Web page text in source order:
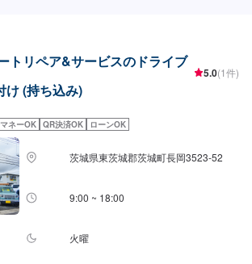
いただければ作業開始【4】仕上がり次第納車-----納
の作業中は代車をご利用ください。※代車の燃料代は
ております。-----ご来店時の注意、受付方法-----入庫
越しください。駐車スペースは事務所前の空いている
さい。受付はスタッフへ「メンテモで予約しまし
休み）営業時間：9:00~18:00
トリペア&サービスのドライブ
け (持ち込み)
5.0(1件)
ネーOK QR決済OK ローンOK
茨城県東茨城郡茨城町長岡3523-52
9:00 ~ 18:00
火曜